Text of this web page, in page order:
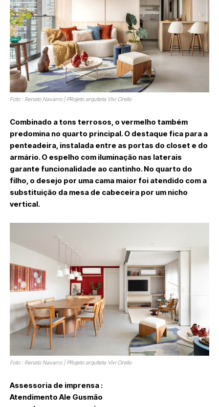
Foto : Renato Navarro | PRojeto arquiteta Vivi Cirello
Combinado a tons terrosos, o vermelho também
predomina no quarto principal. O destaque fica para a
penteadeira, instalada entre as portas do closet e do
armário. O espelho com iluminação nas laterais
garante funcionalidade ao cantinho. No quarto do
filho, o desejo por uma cama maior foi atendido com a
substituição da mesa de cabeceira por um nicho
vertical.
Foto : Renato Navarro | PRojeto arquiteta Vivi Cirello
Assessoria de imprensa :
Atendimento Ale Gusmão